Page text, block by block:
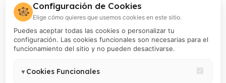
Plazos de Respuesta Obligatorios:PROCOLOR atenderá
las solicitudes ARCO dentro de los siguientes plazos
máximos, contados desde la presentación de la solicitud:
🍪 Configuración de Cookies
Elige cómo quieres que usemos cookies en este sitio.
Puedes aceptar todas las cookies o personalizar tu
configuración. Las cookies funcionales son necesarias para el
funcionamiento del sitio y no pueden desactivarse.
▼ Cookies Funcionales